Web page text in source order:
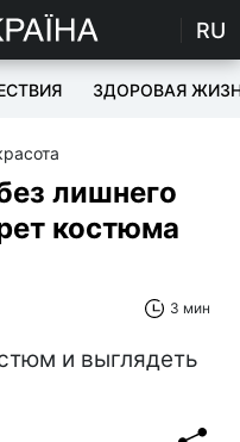
RU
ЗДОРОВАЯ
лишнего
костюма
3 мин
и выглядеть